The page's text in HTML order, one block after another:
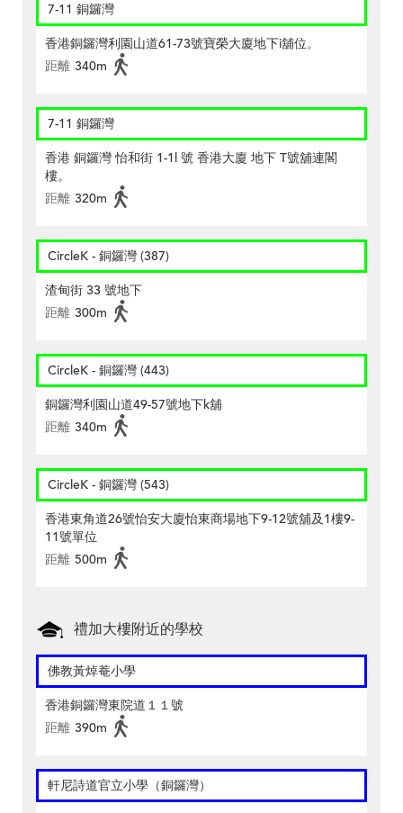
7-11 銅鑼灣
香港銅鑼灣利園山道61-73號寶榮大廈地下i舖位。
距離 340m
7-11 銅鑼灣
香港 銅鑼灣 怡和街 1-1l 號 香港大廈 地下 T號舖連閣
樓。
距離 320m
CircleK - 銅鑼灣 (387)
渣甸街 33 號地下
距離 300m
CircleK - 銅鑼灣 (443)
銅鑼灣利園山道49-57號地下k舖
距離 340m
CircleK - 銅鑼灣 (543)
香港東角道26號怡安大廈怡東商場地下9-12號舖及1樓9-
11號單位
距離 500m
禮加大樓附近的學校
佛教黃焯菴小學
香港銅鑼灣東院道１１號
距離 390m
軒尼詩道官立小學（銅鑼灣）